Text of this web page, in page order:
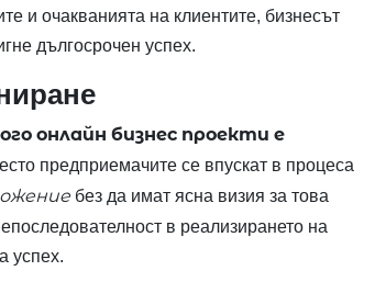
и очакванията на клиентите, бизнесът
дългосрочен успех.
онлайн бизнес проекти е
предприемачите се впускат в процеса
без да имат ясна визия за това
в реализирането на
успех.